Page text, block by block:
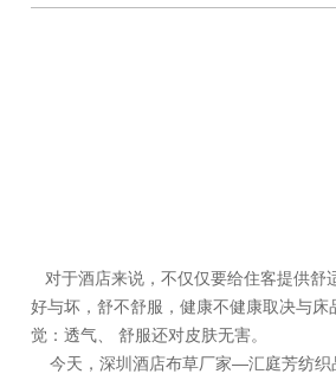
对于酒店来说，不仅仅要给住客提供舒
好与坏，舒不舒服，健康不健康取决与
觉：透气、 舒服还对皮肤无害。
今天，深圳酒店布草厂家—汇庭芳纺织